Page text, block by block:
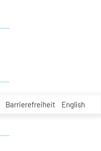
Barrierefreiheit English